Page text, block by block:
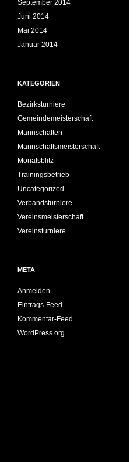
September 2014
Juni 2014
Mai 2014
Januar 2014
KATEGORIEN
Bezirksturniere
Gemeindemeisterschaft
Mannschaften
Mannschaftsmeisterschaft
Monatsblitz
Trainingsbetrieb
Uncategorized
Verbandsturniere
Vereinsmeisterschaft
Vereinsturniere
META
Anmelden
Eintrags-Feed
Kommentar-Feed
WordPress.org